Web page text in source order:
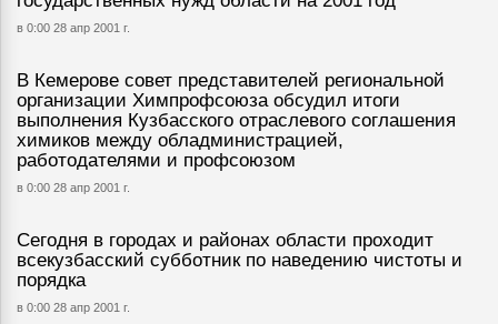
в 0:00 28 апр 2001 г.
В Кемерове совет представителей региональной
организации Химпрофсоюза обсудил итоги
выполнения Кузбасского отраслевого соглашения
химиков между обладминистрацией,
работодателями и профсоюзом
в 0:00 28 апр 2001 г.
Сегодня в городах и районах области проходит
всекузбасский субботник по наведению чистоты и
порядка
в 0:00 28 апр 2001 г.